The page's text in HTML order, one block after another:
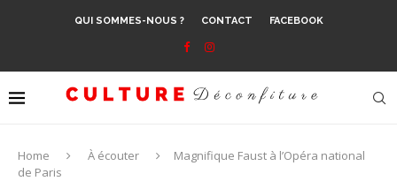
QUI SOMMES-NOUS ? CONTACT FACEBOOK
Home À écouter
Magnifique Faust à l’Opéra national
de Paris